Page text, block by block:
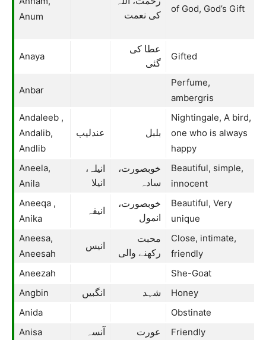
Anum
کی نعمت
of God, God’s Gift
Anaya
عطا کی
گئی
Gifted
Anbar
Perfume,
ambergris
Andaleeb ,
Andalib,
Andlib
عندلیب بلبل
Nightingale, A bird,
one who is always
happy
Aneela,
Anila
انیلہ،
انیلا
خوبصورت،
سادہ
Beautiful, simple,
innocent
Aneeqa ,
Anika
انیقہ
خوبصورت،
انمول
Beautiful, Very
unique
Aneesa,
Aneesah
انیس
محبت
رکھنے والی
Close, intimate,
friendly
Aneezah
She-Goat
Angbin
انگبیں شہد
Honey
Anida
Obstinate
Anisa
آنسہ عورت Friendly